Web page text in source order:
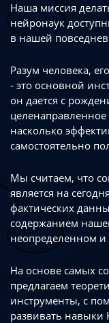
Наша миссия
нейронаук
в нашей
Разум человека,
- это основной
он дается с
насколько
самостоятельно
Мы считаем, что
является на
фактических
содержанием
неопределенном и
На основе самых
предлагаем
инструменты, с
развивать навыки